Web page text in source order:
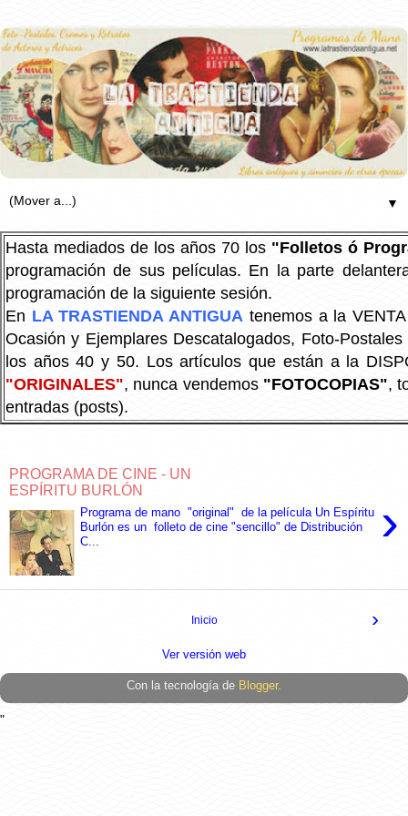
▼
Hasta mediados de los años 70 los "Folletos ó
programación de sus películas. En la parte
programación de la siguiente sesión.
En LA TRASTIENDA ANTIGUA tenemos a la
Ocasión y Ejemplares Descatalogados, Foto-
los años 40 y 50. Los artículos que están a la
"ORIGINALES", nunca vendemos "FOTOCOPIAS",
entradas (posts).
PROGRAMA DE CINE - UN
ESPÍRITU BURLÓN
›
Programa de mano "original" de la película Un Espíritu
Burlón es un folleto de cine "sencillo" de Distribución
C...
›
Inicio
Ver versión web
Con la tecnología de Blogger.
"